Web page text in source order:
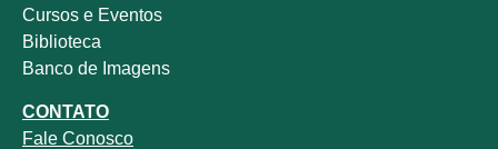
Cursos e Eventos
Biblioteca
Banco de Imagens
CONTATO
Fale Conosco